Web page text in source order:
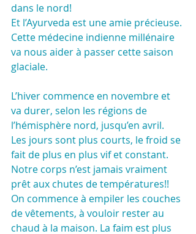
dans le nord!
Et l’Ayurveda est une amie précieuse.
Cette médecine indienne millénaire
va nous aider à passer cette saison
glaciale.
L’hiver commence en novembre et
va durer, selon les régions de
l’hémisphère nord, jusqu’en avril.
Les jours sont plus courts, le froid se
fait de plus en plus vif et constant.
Notre corps n’est jamais vraiment
prêt aux chutes de températures!!
On commence à empiler les couches
de vêtements, à vouloir rester au
chaud à la maison. La faim est plus